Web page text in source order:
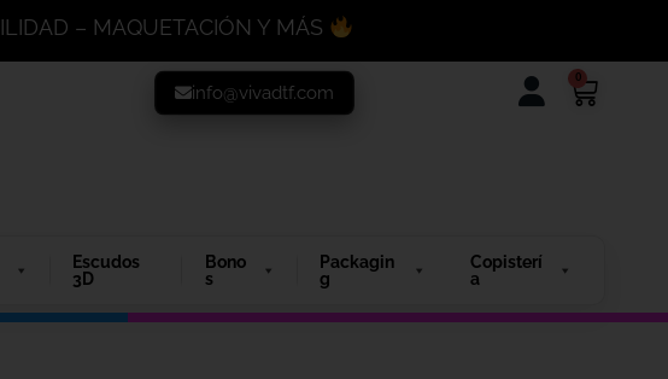
– MAQUETACIÓN Y MÁS
0
info@vivadtf.com
Escudos
3D
Bono
s
Packagin
g
Copisterí
a